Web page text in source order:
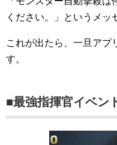
ください。」というメッ
これが出たら、一旦アプ
す。
■最強指揮官イベン